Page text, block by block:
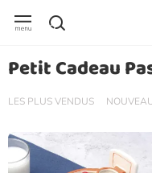
Petit Cadeau
LES PLUS VENDUS